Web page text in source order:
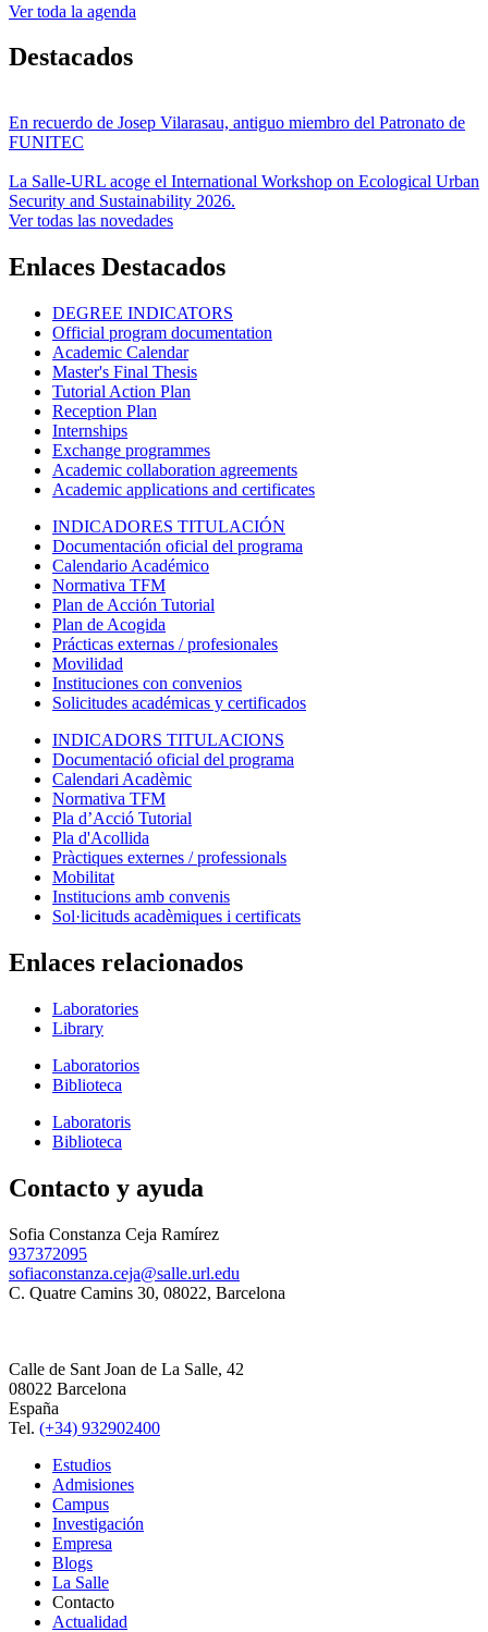
Ver toda la agenda
Destacados
En recuerdo de Josep Vilarasau, antiguo miembro del Patronato de
FUNITEC
La Salle-URL acoge el International Workshop on Ecological Urban
Security and Sustainability 2026.
Ver todas las novedades
Enlaces Destacados
DEGREE INDICATORS
Official program documentation
Academic Calendar
Master's Final Thesis
Tutorial Action Plan
Reception Plan
Internships
Exchange programmes
Academic collaboration agreements
Academic applications and certificates
INDICADORES TITULACIÓN
Documentación oficial del programa
Calendario Académico
Normativa TFM
Plan de Acción Tutorial
Plan de Acogida
Prácticas externas / profesionales
Movilidad
Instituciones con convenios
Solicitudes académicas y certificados
INDICADORS TITULACIONS
Documentació oficial del programa
Calendari Acadèmic
Normativa TFM
Pla d’Acció Tutorial
Pla d'Acollida
Pràctiques externes / professionals
Mobilitat
Institucions amb convenis
Sol·licituds acadèmiques i certificats
Enlaces relacionados
Laboratories
Library
Laboratorios
Biblioteca
Laboratoris
Biblioteca
Contacto y ayuda
Sofia Constanza Ceja Ramírez
937372095
sofiaconstanza.ceja@salle.url.edu
C. Quatre Camins 30, 08022, Barcelona
Calle de Sant Joan de La Salle, 42
08022 Barcelona
España
Tel. (+34) 932902400
Estudios
Admisiones
Campus
Investigación
Empresa
Blogs
La Salle
Contacto
Actualidad